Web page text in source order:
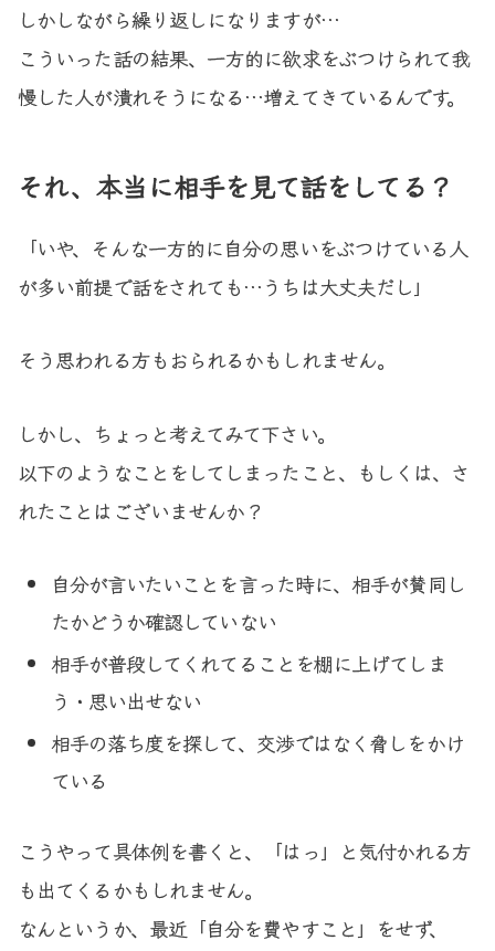
しかしながら繰り返しになりますが…
こういった話の結果、一方的に欲求をぶつけられて我
慢した人が潰れそうになる…増えてきているんです。
それ、本当に相手を見て話をしてる？
「いや、そんな一方的に自分の思いをぶつけている人
が多い前提で話をされても…うちは大丈夫だし」
そう思われる方もおられるかもしれません。
しかし、ちょっと考えてみて下さい。
以下のようなことをしてしまったこと、もしくは、さ
れたことはございませんか？
自分が言いたいことを言った時に、相手が賛同し
たかどうか確認していない
相手が普段してくれてることを棚に上げてしま
う・思い出せない
相手の落ち度を探して、交渉ではなく脅しをかけ
ている
こうやって具体例を書くと、「はっ」と気付かれる方
も出てくるかもしれません。
なんというか、最近「自分を費やすこと」をせず、